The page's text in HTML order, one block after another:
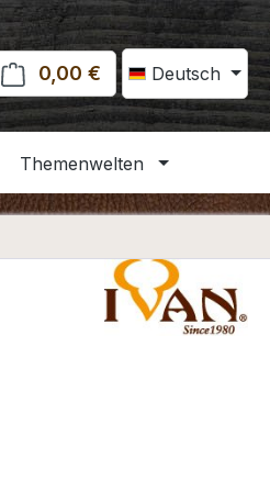
Deutsch
0,00 € Warenkorb
Themenwelten